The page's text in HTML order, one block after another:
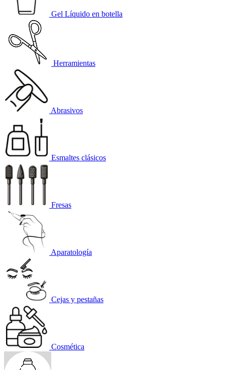
Gel Líquido en botella
Herramientas
Abrasivos
Esmaltes clásicos
Fresas
Aparatología
Cejas y pestañas
Cosmética